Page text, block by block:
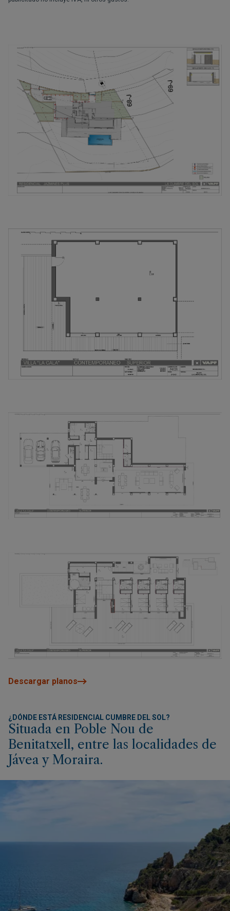
Descargar planos
¿DÓNDE ESTÁ RESIDENCIAL CUMBRE DEL SOL?
Situada en Poble Nou de
Benitatxell, entre las localidades de
Jávea y Moraira.